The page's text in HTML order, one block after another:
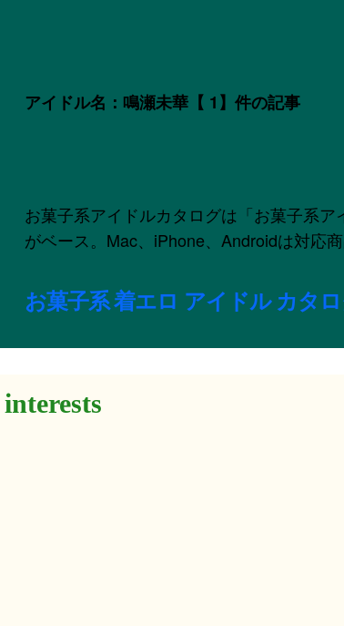
アイドル名：鳴瀬未華【 1】件の記事
お菓子系アイドルカタログは「お菓子系
がベース。Mac、iPhone、Androidは対応
お菓子系 着エロ アイドル カタ